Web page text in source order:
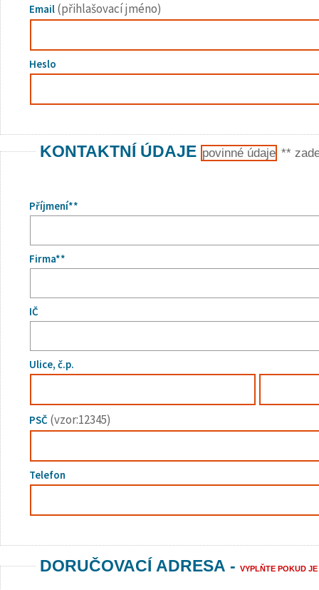
Email (přihlašovací jméno)
Heslo
KONTAKTNÍ ÚDAJE povinné údaje **
Příjmení**
Firma**
IČ
Ulice, č.p.
PSČ (vzor:12345)
Telefon
DORUČOVACÍ ADRESA - VYPLŇTE POKUD